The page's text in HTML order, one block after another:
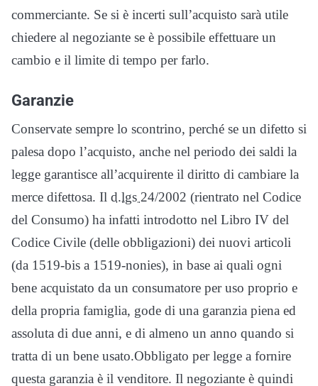
commerciante. Se si è incerti sull’acquisto sarà utile
chiedere al negoziante se è possibile effettuare un
cambio e il limite di tempo per farlo.
Garanzie
Conservate sempre lo scontrino, perché se un difetto si
palesa dopo l’acquisto, anche nel periodo dei saldi la
legge garantisce all’acquirente il diritto di cambiare la
merce difettosa. Il d.lgs 24/2002 (rientrato nel Codice
del Consumo) ha infatti introdotto nel Libro IV del
Codice Civile (delle obbligazioni) dei nuovi articoli
(da 1519-bis a 1519-nonies), in base ai quali ogni
bene acquistato da un consumatore per uso proprio e
della propria famiglia, gode di una garanzia piena ed
assoluta di due anni, e di almeno un anno quando si
tratta di un bene usato.Obbligato per legge a fornire
questa garanzia è il venditore. Il negoziante è quindi